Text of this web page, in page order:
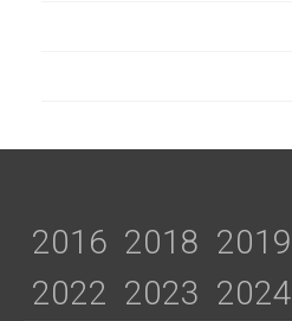
2016 2018 2019
2022 2023 2024